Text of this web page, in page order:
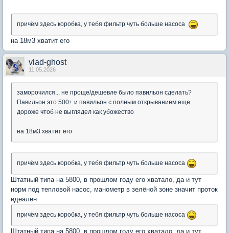
причём здесь коробка, у тебя фильтр чуть больше насоса
на 18м3 хватит его
vlad-ghost
11.05.2026
заморочился... не проще/дешевле было павильон сделать?
Павильон это 500+ и павильон с полным открыванием еще
дороже чтоб не выглядел как убожество
на 18м3 хватит его
причём здесь коробка, у тебя фильтр чуть больше насоса
Штатный типа на 5800, в прошлом году его хватало, да и тут
норм под тепловой насос, манометр в зелёной зоне значит проток
идеален
причём здесь коробка, у тебя фильтр чуть больше насоса
Штатный типа на 5800, в прошлом году его хватало, да и тут